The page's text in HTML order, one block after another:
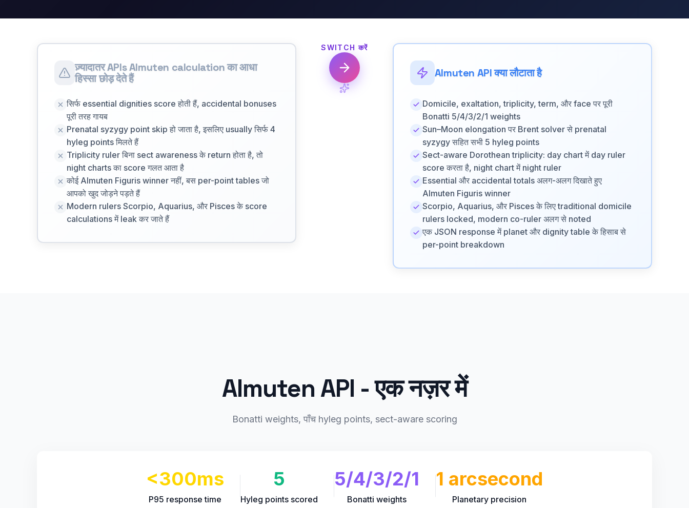
ज़्यादातर APIs Almuten calculation का आधा
हिस्सा छोड़ देते हैं
सिर्फ essential dignities score होती हैं, accidental bonuses
पूरी तरह गायब
Prenatal syzygy point skip हो जाता है, इसलिए usually सिर्फ 4
hyleg points मिलते हैं
Triplicity ruler बिना sect awareness के return होता है, तो
night charts का score गलत आता है
कोई Almuten Figuris winner नहीं, बस per-point tables जो
आपको खुद जोड़ने पड़ते हैं
Modern rulers Scorpio, Aquarius, और Pisces के score
calculations में leak कर जाते हैं
SWITCH करें
Almuten API क्या लौटाता है
Domicile, exaltation, triplicity, term, और face पर पूरी
Bonatti 5/4/3/2/1 weights
Sun–Moon elongation पर Brent solver से prenatal
syzygy सहित सभी 5 hyleg points
Sect-aware Dorothean triplicity: day chart में day ruler
score करता है, night chart में night ruler
Essential और accidental totals अलग-अलग दिखाते हुए
Almuten Figuris winner
Scorpio, Aquarius, और Pisces के लिए traditional domicile
rulers locked, modern co-ruler अलग से noted
एक JSON response में planet और dignity table के हिसाब से
per-point breakdown
Almuten API - एक नज़र में
Bonatti weights, पाँच hyleg points, sect-aware scoring
<300ms
P95 response time
5
Hyleg points scored
5/4/3/2/1
Bonatti weights
1 arcsecond
Planetary precision